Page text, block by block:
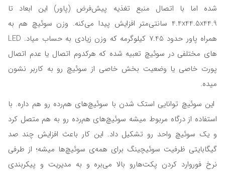
شده اما با اتصال منبع تغذیه پیش‌فرض (پاور) این ابعاد تا
4.4x44.5x44.9 سانتی‌متر افزایش پیدا می‌کنه. وزن سوئیچ هم به
همراه پاور حدود 7.45 کیلوگرمه که وزن زیادی به حساب میاد. LED
های مختلفی در سوئیچ تعبیه شده که هرکدوم اتصال یا عدم اتصال
پورت خاصی یا وضعیت بخش خاصی از سوئیچ رو به کاربر نشون
میده.
این سوئیچ توانایی استک شدن با سوئیچ‌های هم‌رده رو هم داره. با
استفاده از درگاه مربوط میشه سوئیچ‌های هم‌رده رو به هم متصل کرد
و یک سوئیچ واحد رو تشکیل داد. این کار باعث افزایش چند صد
گیگابایتی ظرفیت سوئیچینگ برای همه‌ی سوئیچ‌ها میشه؛ از طرفی
نرخ فوروارد کردن پکت‌هارو بالا می‌بره و به مدیریت و پیکربندی